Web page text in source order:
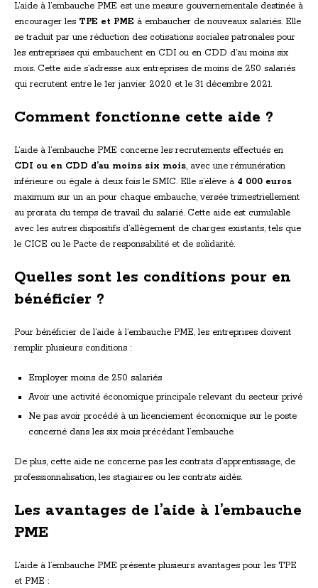
L’aide à l’embauche PME est une mesure gouvernementale destinée à
encourager les TPE et PME à embaucher de nouveaux salariés. Elle
se traduit par une réduction des cotisations sociales patronales pour
les entreprises qui embauchent en CDI ou en CDD d’au moins six
mois. Cette aide s’adresse aux entreprises de moins de 250 salariés
qui recrutent entre le 1er janvier 2020 et le 31 décembre 2021.
Comment fonctionne cette aide ?
L’aide à l’embauche PME concerne les recrutements effectués en
CDI ou en CDD d’au moins six mois, avec une rémunération
inférieure ou égale à deux fois le SMIC. Elle s’élève à 4 000 euros
maximum sur un an pour chaque embauche, versée trimestriellement
au prorata du temps de travail du salarié. Cette aide est cumulable
avec les autres dispositifs d’allègement de charges existants, tels que
le CICE ou le Pacte de responsabilité et de solidarité.
Quelles sont les conditions pour en
bénéficier ?
Pour bénéficier de l’aide à l’embauche PME, les entreprises doivent
remplir plusieurs conditions :
Employer moins de 250 salariés
Avoir une activité économique principale relevant du secteur privé
Ne pas avoir procédé à un licenciement économique sur le poste
concerné dans les six mois précédant l’embauche
De plus, cette aide ne concerne pas les contrats d’apprentissage, de
professionnalisation, les stagiaires ou les contrats aidés.
Les avantages de l’aide à l’embauche
PME
L’aide à l’embauche PME présente plusieurs avantages pour les TPE
et PME :